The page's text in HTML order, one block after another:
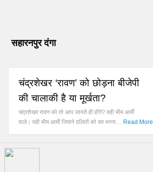
सहारनपुर दंगा
चंद्रशेखर ‘रावण’ को छोड़ना बीजेपी
की चालाकी है या मूर्खता?
चंद्रशेखर रावण को तो आप जानते ही होंगे? वही भीम आर्मी
वाले। वही भीम आर्मी जिसने दलितों को दम भरना… Read More